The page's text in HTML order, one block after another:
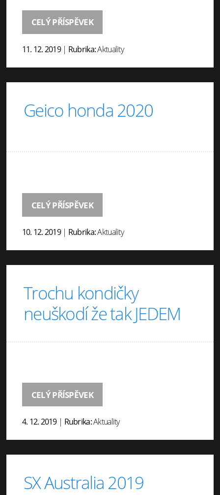
CELÝ PŘÍSPĚVEK
11. 12. 2019 | Rubrika:Aktuality
Geico honda 2020
CELÝ PŘÍSPĚVEK
10. 12. 2019 | Rubrika:Aktuality
Trochu kondičky
neuškodí že tak JEDEM
CELÝ PŘÍSPĚVEK
4. 12. 2019 | Rubrika:Aktuality
SX Australia 2019